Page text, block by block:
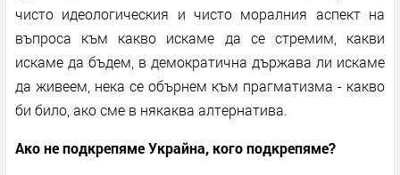
чисто идеологическия и чисто моралния аспект на
въпроса към какво искаме да се стремим, какви
искаме да бъдем, в демократична държава ли искаме
да живеем, нека се обърнем към прагматизма - какво
би било, ако сме в някаква алтернатива.
Ако не подкрепяме Украйна, кого подкрепяме?